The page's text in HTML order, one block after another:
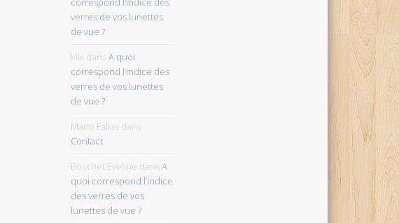
verres de vos lunettes
de vue ?
Kiki dansA quoi
correspond l’indice des
verres de vos lunettes
de vue ?
Mario Fallasdans
Contact
Boschet Eveline dansA
quoi correspond l’indice
des verres de vos
lunettes de vue ?